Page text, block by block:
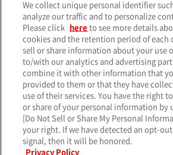
X（旧Twitter） （別ウィンドウで開く
Instagram （別ウィンドウで開く）
LINE（別ウィンドウで開く） メー
ソーシャルメディア一覧
サイトマップ個人情報保護方針クッキーポリ
特定個人情報基本方針 サイトのご利用について
We collect unique personal identifier
analyze our traffic and to personalize
Please click
here to see more details
cookies and the retention period of each
sell or share information about your use
to/with our analytics and advertising
combine it with other information that
provided to them or that they have
use of their services. You have the right
or share of your personal information by
[Do Not Sell or Share My Personal
your right. If we have detected an opt-
signal, then it will be honored.
Privacy Policy